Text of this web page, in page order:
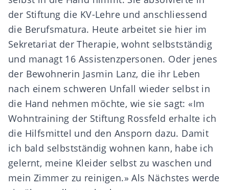
der Stiftung die KV-Lehre und anschliessend
die Berufsmatura. Heute arbeitet sie hier im
Sekretariat der Therapie, wohnt selbstständig
und managt 16 Assistenzpersonen. Oder jenes
der Bewohnerin Jasmin Lanz, die ihr Leben
nach einem schweren Unfall wieder selbst in
die Hand nehmen möchte, wie sie sagt: «Im
Wohntraining der Stiftung Rossfeld erhalte ich
die Hilfsmittel und den Ansporn dazu. Damit
ich bald selbstständig wohnen kann, habe ich
gelernt, meine Kleider selbst zu waschen und
mein Zimmer zu reinigen.» Als Nächstes werde